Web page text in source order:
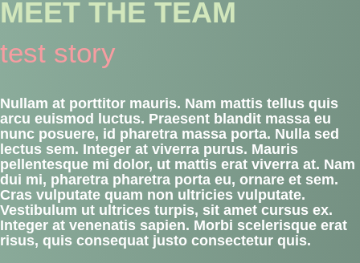
MEET THE TEAM
test story
Nullam at porttitor mauris. Nam mattis tellus quis
arcu euismod luctus. Praesent blandit massa eu
nunc posuere, id pharetra massa porta. Nulla sed
lectus sem. Integer at viverra purus. Mauris
pellentesque mi dolor, ut mattis erat viverra at. Nam
dui mi, pharetra pharetra porta eu, ornare et sem.
Cras vulputate quam non ultricies vulputate.
Vestibulum ut ultrices turpis, sit amet cursus ex.
Integer at venenatis sapien. Morbi scelerisque erat
risus, quis consequat justo consectetur quis.